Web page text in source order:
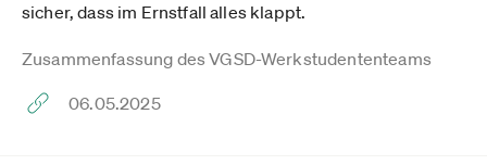
sicher, dass im Ernstfall alles klappt.
Zusammenfassung des VGSD-Werkstudententeams
06.05.2025